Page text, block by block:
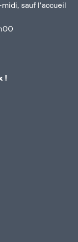
sauf l'accueil
!